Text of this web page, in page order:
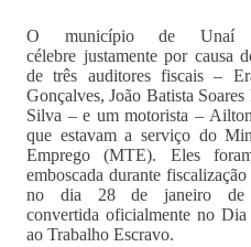
O município de Unaí
célebre justamente por causa
de três auditores fiscais –
Gonçalves, João Batista
Silva – e um motorista –
que estavam a serviço do
Emprego (MTE). Eles
emboscada durante
no dia 28 de janeiro
convertida oficialmente no
ao Trabalho Escravo.